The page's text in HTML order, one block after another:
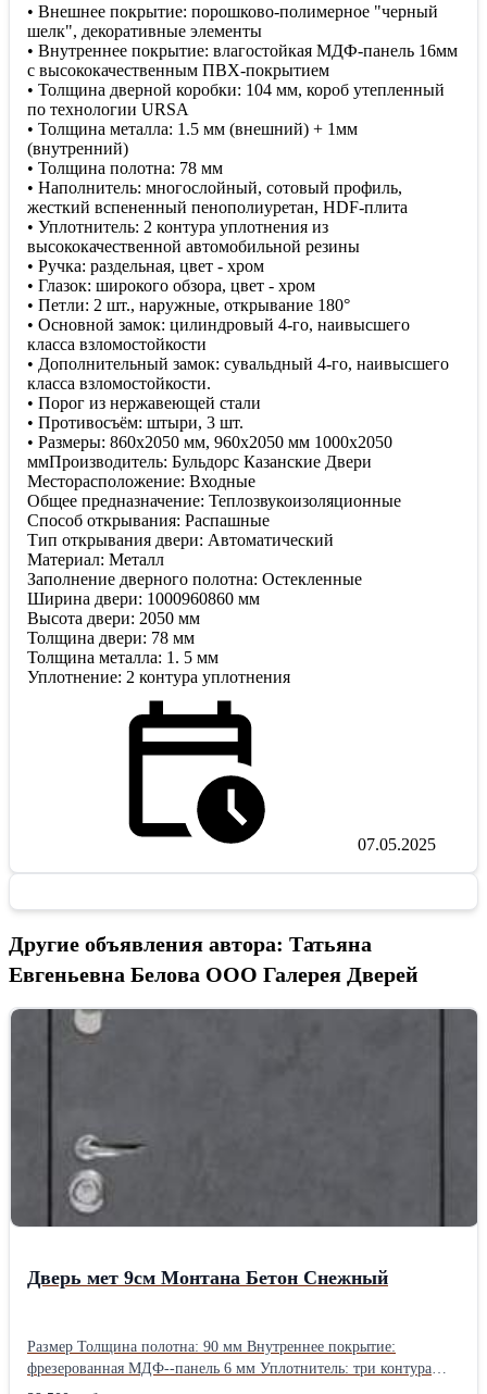
• Внешнее покрытие: порошково-полимерное "черный
шелк", декоративные элементы
• Внутреннее покрытие: влагостойкая МДФ-панель 16мм
с высококачественным ПВХ-покрытием
• Толщина дверной коробки: 104 мм, короб утепленный
по технологии URSA
• Толщина металла: 1.5 мм (внешний) + 1мм
(внутренний)
• Толщина полотна: 78 мм
• Наполнитель: многослойный, сотовый профиль,
жесткий вспененный пенополиуретан, HDF-плита
• Уплотнитель: 2 контура уплотнения из
высококачественной автомобильной резины
• Ручка: раздельная, цвет - хром
• Глазок: широкого обзора, цвет - хром
• Петли: 2 шт., наружные, открывание 180°
• Основной замок: цилиндровый 4-го, наивысшего
класса взломостойкости
• Дополнительный замок: сувальдный 4-го, наивысшего
класса взломостойкости.
• Порог из нержавеющей стали
• Противосъём: штыри, 3 шт.
• Размеры: 860х2050 мм, 960х2050 мм 1000х2050
ммПроизводитель: Бульдорс Казанские Двери
Месторасположение: Входные
Общее предназначение: Теплозвукоизоляционные
Способ открывания: Распашные
Тип открывания двери: Автоматический
Материал: Металл
Заполнение дверного полотна: Остекленные
Ширина двери: 1000960860 мм
Высота двери: 2050 мм
Толщина двери: 78 мм
Толщина металла: 1. 5 мм
Уплотнение: 2 контура уплотнения
07.05.2025
Другие объявления автора: Татьяна
Евгеньевна Белова ООО Галерея Дверей
Дверь мет 9см Монтана Бетон Снежный
Размер Толщина полотна: 90 мм Внутреннее покрытие:
фрезерованная МДФ--панель 6 мм Уплотнитель: три контура
уплотнения Покрытие: гладкая МДФ- панель 12 мм Наполнение: